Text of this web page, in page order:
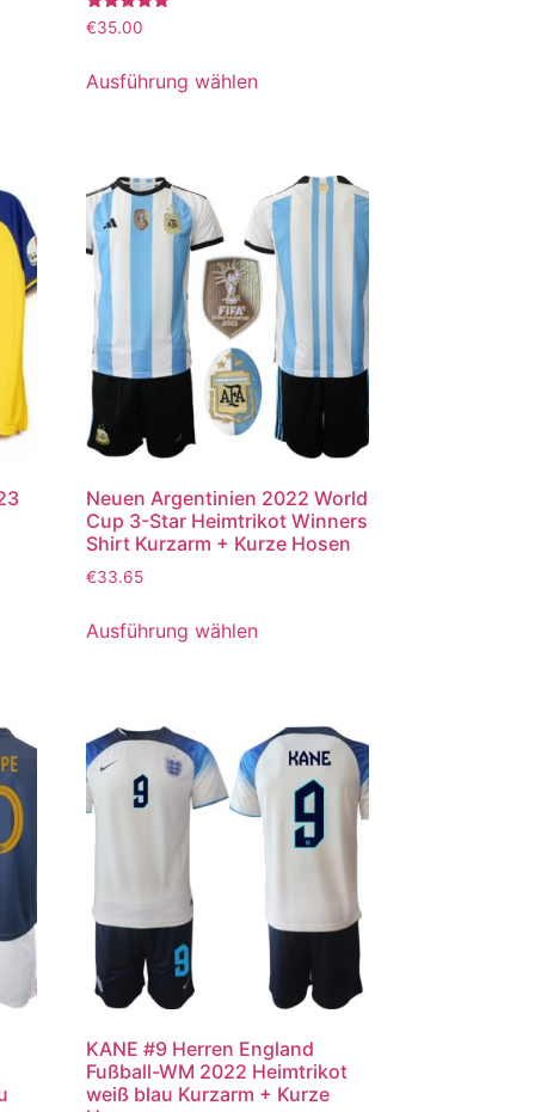
Bewertet
mit
von 5
€35.00
Ausführung wählen
Neuen Argentinien 2022 World
Cup 3-Star Heimtrikot Winners
Shirt Kurzarm + Kurze Hosen
€33.65
Ausführung wählen
KANE #9 Herren England
Fußball-WM 2022 Heimtrikot
weiß blau Kurzarm + Kurze